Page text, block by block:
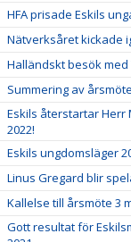
HFA prisade Eskils
Nätverksåret kickade
Halländskt besök med
Summering av
Eskils återstartar Herr
2022!
Eskils ungdomsläger
Linus Gregard blir
Kallelse till årsmöte 3
Gott resultat för